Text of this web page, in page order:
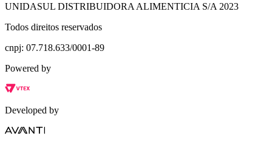
UNIDASUL DISTRIBUIDORA ALIMENTICIA S/A 2023
Todos direitos reservados
cnpj: 07.718.633/0001-89
Powered by
Developed by